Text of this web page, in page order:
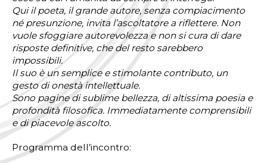
Qui il poeta, il grande autore, senza compiacimento
né presunzione, invita l’ascoltatore a riflettere. Non
vuole sfoggiare autorevolezza e non si cura di dare
risposte definitive, che del resto sarebbero
impossibili.
Il suo è un semplice e stimolante contributo, un
gesto di onestà intellettuale.
Sono pagine di sublime bellezza, di altissima poesia e
profondità filosofica. Immediatamente comprensibili
e di piacevole ascolto.
Programma dell’incontro: